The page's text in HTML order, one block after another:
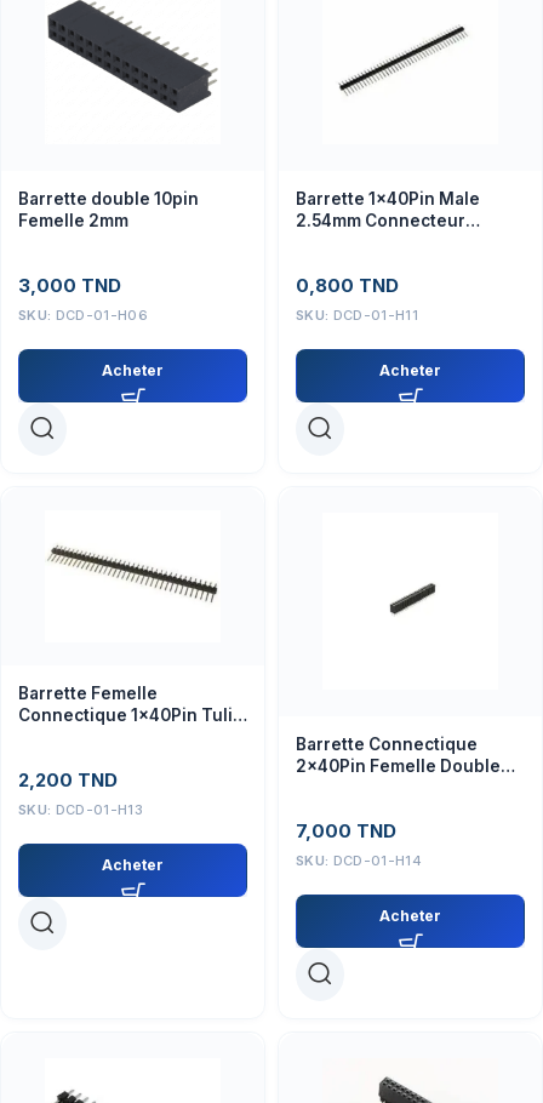
Barrette double 10pin
Femelle 2mm
3,000 TND
SKU: DCD-01-H06
Acheter
Barrette 1x40Pin Male
2.54mm Connecteur
0,800 TND
SKU: DCD-01-H11
Acheter
Barrette Femelle
Connectique 1x40Pin Tulip
2,200 TND
SKU: DCD-01-H13
Acheter
Barrette Connectique
2x40Pin Femelle Double
7,000 TND
SKU: DCD-01-H14
Acheter